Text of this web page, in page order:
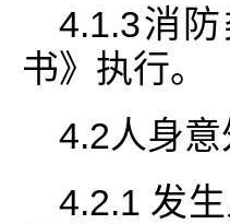
4.1.3消
书》执行。
4.2人身
4.2.1 发